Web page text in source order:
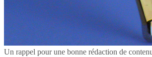
Un rappel pour une bonne rédaction de